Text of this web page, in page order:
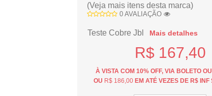
(Veja mais itens desta marca)
0 AVALIAÇÃO
Teste Cobre Jbl Mais detalhes
R$ 167,40
À VISTA COM 10% OFF, VIA BOLETO
OU R$ 186,00EM ATÉ VEZES DE R$ INF